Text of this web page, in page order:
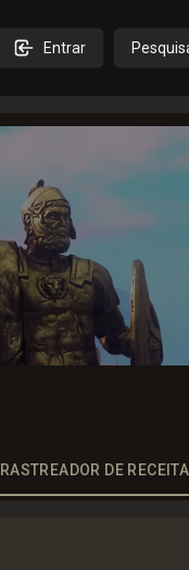
Entrar
RASTREADOR DE